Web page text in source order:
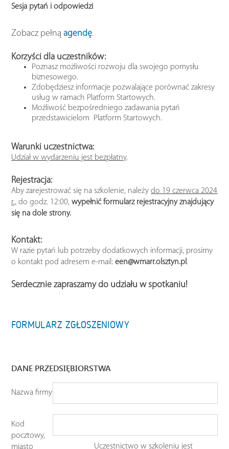
Sesja pytań i odpowiedzi
Zobacz pełnąagendę.
Korzyści dla uczestników:
Poznasz możliwości rozwoju dla swojego pomysłu
biznesowego.
Zdobędziesz informacje pozwalające porównać zakresy
usług w ramach Platform Startowych.
Możliwość bezpośredniego zadawania pytań
przedstawicielom Platform Startowych.
Warunki uczestnictwa:
Udział w wydarzeniu jest bezpłatny.
Rejestracja:
Aby zarejestrować się na szkolenie, należydo 19 czerwca 2024
r., do godz. 12:00,wypełnić formularz rejestracyjny znajdujący
się na dole strony.
Kontakt:
W razie pytań lub potrzeby dodatkowych informacji, prosimy
o kontakt pod adresem e-mail:een@wmarr.olsztyn.pl.
Serdecznie zapraszamy do udziału w spotkaniu!
FORMULARZ ZGŁOSZENIOWY
DANE PRZEDSIĘBIORSTWA
Nazwa firmy
Kod
pocztowy,
miasto
Uczestnictwo w szkoleniu jest